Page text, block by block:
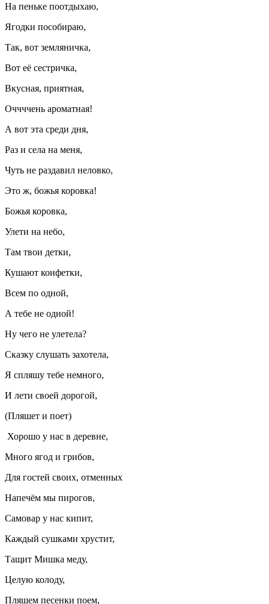
На пеньке поотдыхаю,
Ягодки пособираю,
Так, вот земляничка,
Вот её сестричка,
Вкусная, приятная,
Оччччень ароматная!
А вот эта среди дня,
Раз и села на меня,
Чуть не раздавил неловко,
Это ж, божья коровка!
Божья коровка,
Улети на небо,
Там твои детки,
Кушают конфетки,
Всем по одной,
А тебе не одной!
Ну чего не улетела?
Сказку слушать захотела,
Я спляшу тебе немного,
И лети своей дорогой,
(Пляшет и поет)
Хорошо у нас в деревне,
Много ягод и грибов,
Для гостей своих, отменных
Напечём мы пирогов,
Самовар у нас кипит,
Каждый сушками хрустит,
Тащит Мишка меду,
Целую колоду,
Пляшем песенки поем,